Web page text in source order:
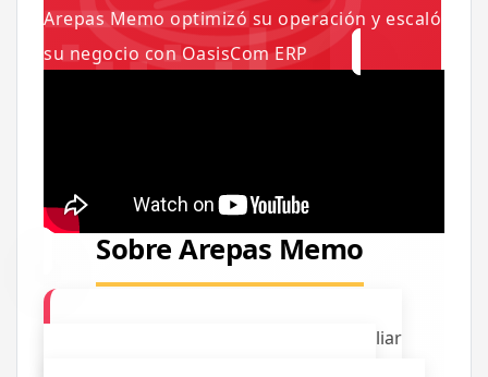
Arepas Memo optimizó su operación y escaló
su negocio con OasisCom ERP
Sobre Arepas Memo
Arepas Memo es una empresa familiar